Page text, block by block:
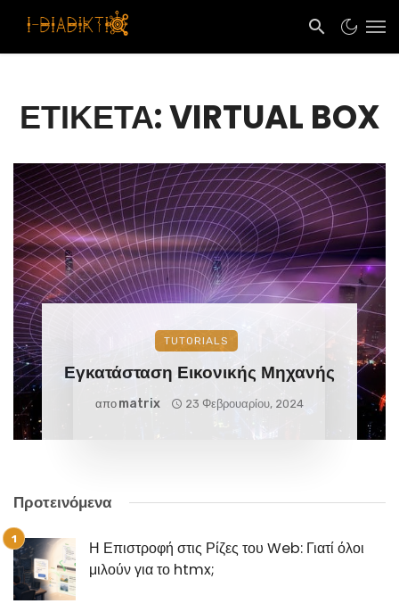
ΕΤΙΚΈΤΑ: VIRTUAL BOX
TUTORIALS
Εγκατάσταση Εικονικής Μηχανής
απο Matrix 23 Φεβρουαρίου, 2024
Προτεινόμενα
Η Επιστροφή στις Ρίζες του Web: Γιατί όλοι
μιλούν για το htmx;